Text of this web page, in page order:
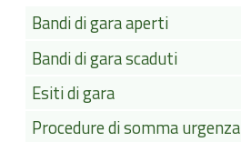
Bandi di gara aperti
Bandi di gara scaduti
Esiti di gara
Procedure di somma urgenza